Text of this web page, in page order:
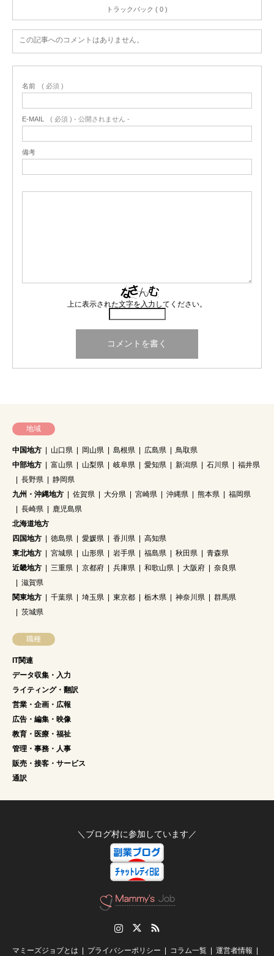
トラックバック ( 0 )
この記事へのコメントはありません。
名前 ( 必須 )
E-MAIL ( 必須 ) - 公開されません -
備考
上に表示された文字を入力してください。
地域
中国地方 山口県 岡山県 島根県 広島県
鳥取県
中部地方
富山県 山梨県 岐阜県 愛知県 新潟県 石川県
福井県
長野県
静岡県
九州・沖縄地方
佐賀県 大分県 宮崎県 沖縄県 熊本県
福岡県
長崎県
鹿児島県
北海道地方
四国地方
徳島県 愛媛県 香川県
高知県
東北地方
宮城県 山形県 岩手県 福島県 秋田県
青森県
近畿地方
三重県 京都府 兵庫県 和歌山県 大阪府
奈良県
滋賀県
関東地方
千葉県 埼玉県 東京都 栃木県 神奈川県
群馬県
茨城県
職種
IT関連
データ収集・入力
ライティング・翻訳
営業・企画・広報
広告・編集・映像
教育・医療・福祉
管理・事務・人事
販売・接客・サービス
通訳
＼ブログ村に参加しています／
マミーズジョブとは プライバシーポリシー コラム一覧 運営者情報